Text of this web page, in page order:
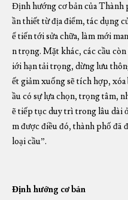
Định hướng cơ bản của Thành
ần thiết từ địa điểm, tác dụng
ể tiến tới sửa chữa, làm mới
n trọng. Mặt khác, các cầu còn
iới hạn tải trọng, dừng lưu
ết giảm xuống sẽ tích hợp,
ầu có sự lựa chọn, trọng tâm,
ẽ tiếp tục duy trì trong lâu dài
m được điều đó, thành phố đã
loại cầu”.
Định hướng cơ bản